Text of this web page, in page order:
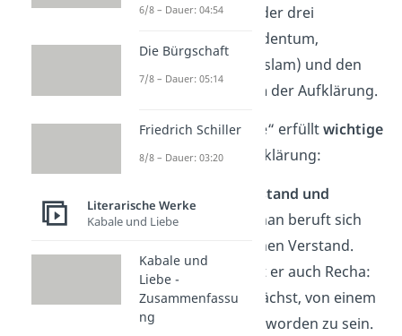
Gleichwertigkeit
der drei
Weltreligionen (Judentum,
Christentum und Islam) und den
Toleranzgedanken der Aufklärung.
„Nathan der Weise“ erfülltwichtige
Merkmaleder Aufklärung:
Fokus auf Verstand und
Vernunft:
Nathan beruft sich
immer auf seinen Verstand.
Daran erinnert er auch Recha:
Sie glaubt zunächst, von einem
Engel gerettet worden zu sein.
6/8 – Dauer: 04:54
Die Bürgschaft
7/8 – Dauer: 05:14
Friedrich Schiller
8/8 – Dauer: 03:20
Literarische Werke
Kabale und Liebe
Kabale und
Liebe -
Zusammenfassu
ng